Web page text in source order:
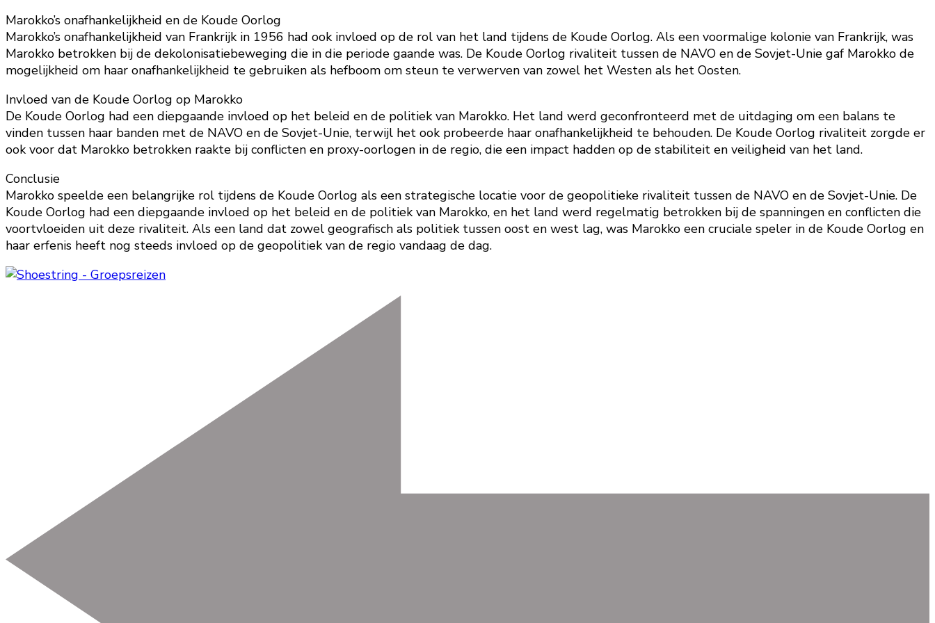
Marokko’s onafhankelijkheid en de Koude Oorlog
Marokko’s onafhankelijkheid van Frankrijk in 1956 had ook invloed op de rol van het land tijdens de Koude Oorlog. Als een voormalige kolonie van Frankrijk, was
Marokko betrokken bij de dekolonisatiebeweging die in die periode gaande was. De Koude Oorlog rivaliteit tussen de NAVO en de Sovjet-Unie gaf Marokko de
mogelijkheid om haar onafhankelijkheid te gebruiken als hefboom om steun te verwerven van zowel het Westen als het Oosten.
Invloed van de Koude Oorlog op Marokko
De Koude Oorlog had een diepgaande invloed op het beleid en de politiek van Marokko. Het land werd geconfronteerd met de uitdaging om een balans te
vinden tussen haar banden met de NAVO en de Sovjet-Unie, terwijl het ook probeerde haar onafhankelijkheid te behouden. De Koude Oorlog rivaliteit zorgde er
ook voor dat Marokko betrokken raakte bij conflicten en proxy-oorlogen in de regio, die een impact hadden op de stabiliteit en veiligheid van het land.
Conclusie
Marokko speelde een belangrijke rol tijdens de Koude Oorlog als een strategische locatie voor de geopolitieke rivaliteit tussen de NAVO en de Sovjet-Unie. De
Koude Oorlog had een diepgaande invloed op het beleid en de politiek van Marokko, en het land werd regelmatig betrokken bij de spanningen en conflicten die
voortvloeiden uit deze rivaliteit. Als een land dat zowel geografisch als politiek tussen oost en west lag, was Marokko een cruciale speler in de Koude Oorlog en
haar erfenis heeft nog steeds invloed op de geopolitiek van de regio vandaag de dag.